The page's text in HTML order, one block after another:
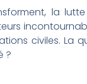
la
civiles. La
?